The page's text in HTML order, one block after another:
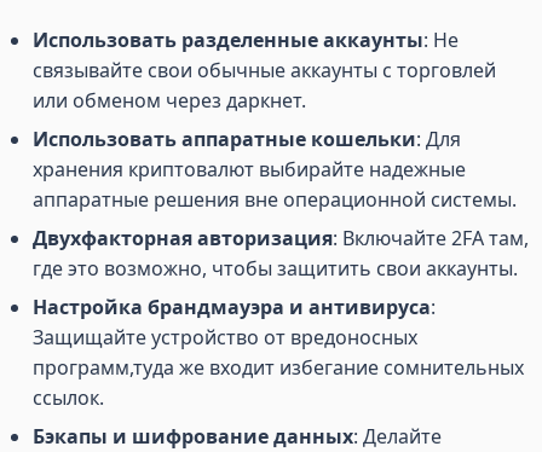
Использовать разделенные аккаунты: Не
связывайте свои обычные аккаунты с торговлей
или обменом через даркнет.
Использовать аппаратные кошельки: Для
хранения криптовалют выбирайте надежные
аппаратные решения вне операционной системы.
Двухфакторная авторизация: Включайте 2FA там,
где это возможно, чтобы защитить свои аккаунты.
Настройка брандмауэра и антивируса:
Защищайте устройство от вредоносных
программ,туда же входит избегание сомнительных
ссылок.
Бэкапы и шифрование данных: Делайте